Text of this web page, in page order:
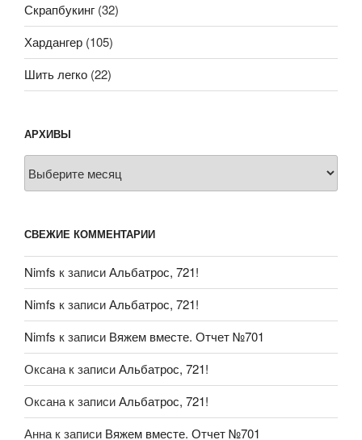
Скрапбукинг (32)
Хардангер (105)
Шить легко (22)
АРХИВЫ
СВЕЖИЕ КОММЕНТАРИИ
Nimfs к записиАльбатрос, 721!
Nimfs к записиАльбатрос, 721!
Nimfs к записи Вяжем вместе. Отчет №701
Оксана к записиАльбатрос, 721!
Оксана к записиАльбатрос, 721!
Анна к записи Вяжем вместе. Отчет №701